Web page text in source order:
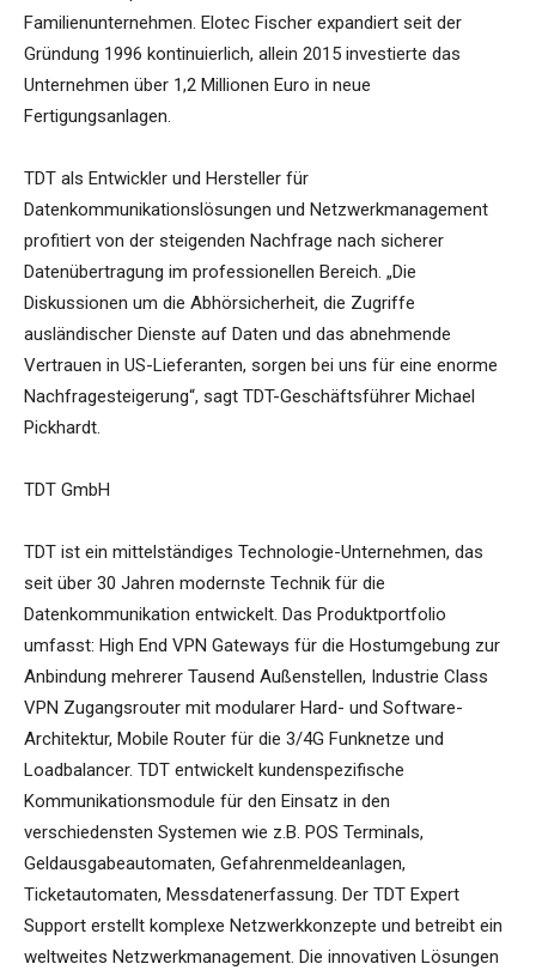
Familienunternehmen. Elotec Fischer expandiert seit der
Gründung 1996 kontinuierlich, allein 2015 investierte das
Unternehmen über 1,2 Millionen Euro in neue
Fertigungsanlagen.
TDT als Entwickler und Hersteller für
Datenkommunikationslösungen und Netzwerkmanagement
profitiert von der steigenden Nachfrage nach sicherer
Datenübertragung im professionellen Bereich. „Die
Diskussionen um die Abhörsicherheit, die Zugriffe
ausländischer Dienste auf Daten und das abnehmende
Vertrauen in US-Lieferanten, sorgen bei uns für eine enorme
Nachfragesteigerung“, sagt TDT-Geschäftsführer Michael
Pickhardt.
TDT GmbH
TDT ist ein mittelständiges Technologie-Unternehmen, das
seit über 30 Jahren modernste Technik für die
Datenkommunikation entwickelt. Das Produktportfolio
umfasst: High End VPN Gateways für die Hostumgebung zur
Anbindung mehrerer Tausend Außenstellen, Industrie Class
VPN Zugangsrouter mit modularer Hard- und Software-
Architektur, Mobile Router für die 3/4G Funknetze und
Loadbalancer. TDT entwickelt kundenspezifische
Kommunikationsmodule für den Einsatz in den
verschiedensten Systemen wie z.B. POS Terminals,
Geldausgabeautomaten, Gefahrenmeldeanlagen,
Ticketautomaten, Messdatenerfassung. Der TDT Expert
Support erstellt komplexe Netzwerkkonzepte und betreibt ein
weltweites Netzwerkmanagement. Die innovativen Lösungen